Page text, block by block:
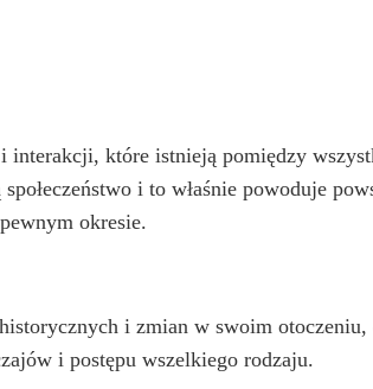
interakcji, które istnieją pomiędzy
i to właśnie powoduje
okresie.
i zmian w swoim
i postępu wszelkiego rodzaju.